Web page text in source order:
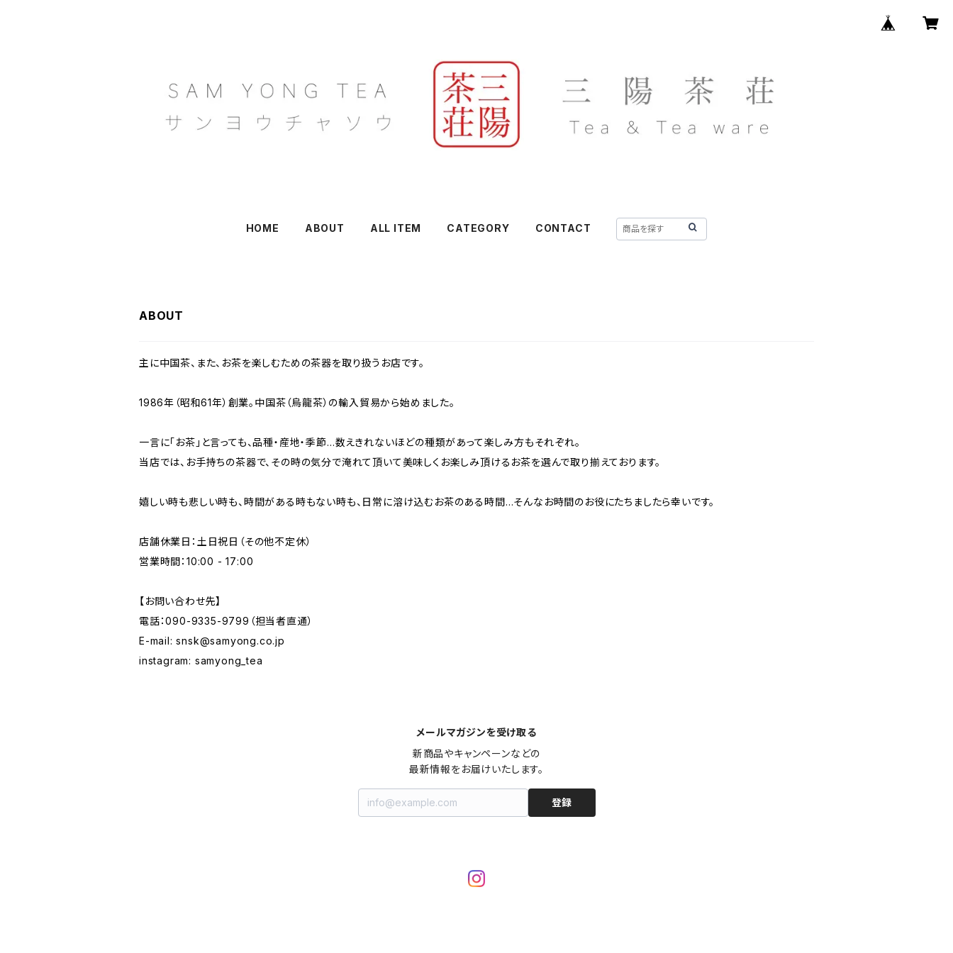
HOME ABOUT ALL ITEM CATEGORY CONTACT
ABOUT
主に中国茶、また、お茶を楽しむための茶器を取り扱うお店です。
1986年（昭和61年）創業。中国茶（烏龍茶）の輸入貿易から始めました。
一言に「お茶」と言っても、品種・産地・季節…数えきれないほどの種類があって楽しみ方もそれぞれ。
当店では、お手持ちの茶器で、その時の気分で淹れて頂いて美味しくお楽しみ頂けるお茶を選んで取り揃えております。
嬉しい時も悲しい時も、時間がある時もない時も、日常に溶け込むお茶のある時間…そんなお時間のお役にたちましたら幸いです。
店舗休業日：土日祝日（その他不定休）
営業時間：10:00 - 17:00
【お問い合わせ先】
電話：090-9335-9799（担当者直通）
E-mail:snsk@samyong.co.jp
instagram: samyong_tea
メールマガジンを受け取る
新商品やキャンペーンなどの
最新情報をお届けいたします。
登録